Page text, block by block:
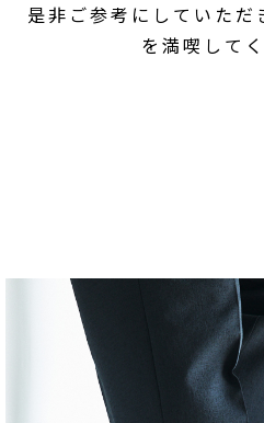
是非ご参考にしていただ
を満喫して